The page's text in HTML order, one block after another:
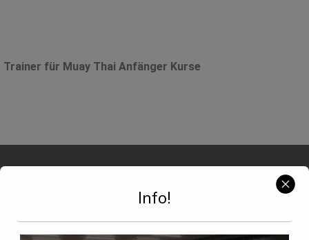
Trainer für Muay Thai Anfänger Kurse
Info!